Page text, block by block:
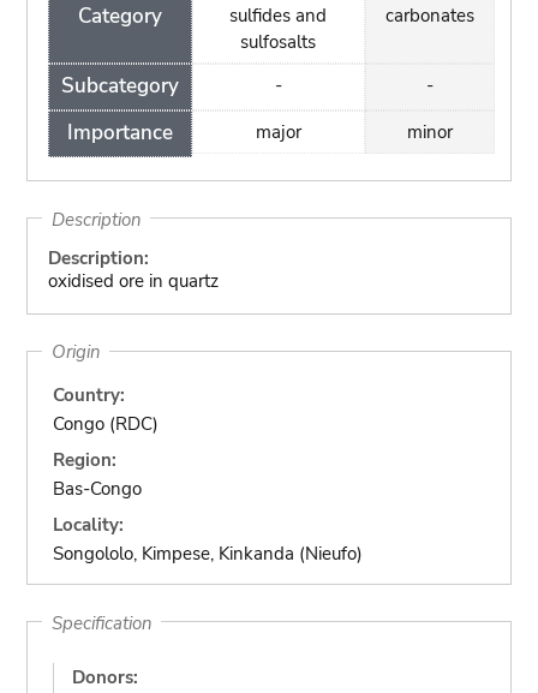
Category
Subcategory
Importance
sulfides and
sulfosalts
-
major
carbonates
-
minor
Description
Description:
oxidised ore in quartz
Origin
Country:
Congo (RDC)
Region:
Bas-Congo
Locality:
Songololo, Kimpese, Kinkanda (Nieufo)
Specification
Donors: